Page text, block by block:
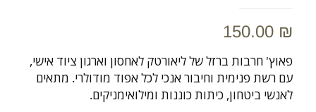
150.00 ₪
פאוץ' חרבות ברזל של ליאורטק לאחסון וארגון ציוד אישי,
עם רשת פנימית וחיבור אנכי לכל אפוד מודולרי. מתאים
לאנשי ביטחון, כיתות כוננות ומילואימניקים.